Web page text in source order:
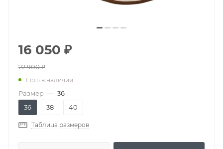
16 050 ₽
22 900₽
Есть в наличии
Размер — 36
36
38 40
Таблица размеров